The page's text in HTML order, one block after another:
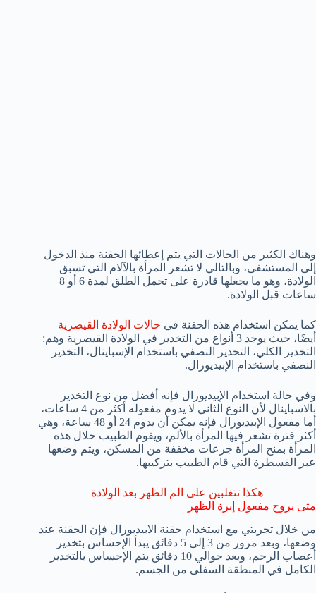
وهناك الكثير من الحالات التي يتم إعطائها الحقنة منذ الدخول
إلى المستشفى، وبالتالي لا تشعر المرأة بالآلام التي تسبق
الولادة، وهو ما يجعلها قادرة على تحمل الطلق لمدة 6 أو 8
ساعات قبل الولادة.
كما يمكن استخدام هذه الحقنة في حالات الولادة القيصرية
أيضًا، حيث يوجد 3 أنواع من التخدير في الولادة القيصرية وهم:
التخدير الكلي، التخدير النصفي باستخدام الإسباينال، التخدير
النصفي باستخدام الإبيديورال.
وفي حالة استخدام الإبيديورال فإنه أفضل من نوع التخدير
بالاسباينال لأن النوع الثاني لا يدوم مفعوله أكثر من 4 ساعات،
أما مفعول الإبيديورال فإنه يمكن أن يدوم 24 أو 48 ساعة، وهي
أكثر فترة تشعر فيها المرأة بالألم، ويقوم الطبيب خلال هذه
المرأة بمنح المرأة جرعات مخففة من المسكن، ويتم وضعها
عبر القسطرة التي قام الطبيب بتركيبها.
هكذا تتغلبين على الم الظهر بعد الولادة
متى يروح مفعول إبرة الظهر
من خلال تجربتي مع استخدام حقنة الابيديورال فإن الحقنة عند
وضعها، وبعد مرور من 3 إلى 5 دقائق يبدأ الإحساس بتخدير
أعصاب الرحم، وبعد حوالي 10 دقائق يتم الإحساس بالتخدير
الكامل في المنطقة السفلى من الجسم.